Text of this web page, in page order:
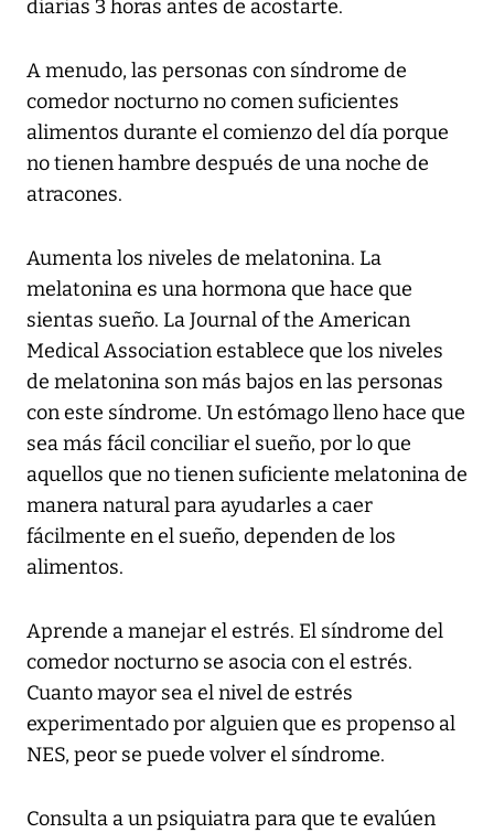
diarias 3 horas antes de acostarte.
A menudo, las personas con síndrome de
comedor nocturno no comen suficientes
alimentos durante el comienzo del día porque
no tienen hambre después de una noche de
atracones.
Aumenta los niveles de melatonina. La
melatonina es una hormona que hace que
sientas sueño. La Journal of the American
Medical Association establece que los niveles
de melatonina son más bajos en las personas
con este síndrome. Un estómago lleno hace que
sea más fácil conciliar el sueño, por lo que
aquellos que no tienen suficiente melatonina de
manera natural para ayudarles a caer
fácilmente en el sueño, dependen de los
alimentos.
Aprende a manejar el estrés. El síndrome del
comedor nocturno se asocia con el estrés.
Cuanto mayor sea el nivel de estrés
experimentado por alguien que es propenso al
NES, peor se puede volver el síndrome.
Consulta a un psiquiatra para que te evalúen